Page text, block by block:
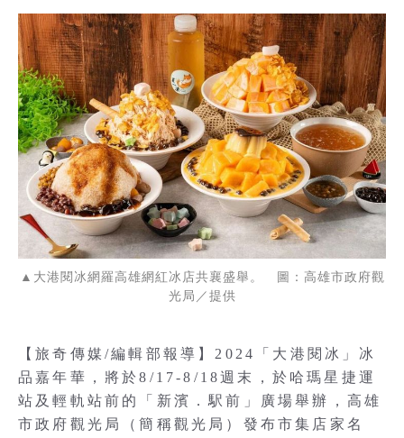
▲大港閱冰網羅高雄網紅冰店共襄盛舉。 圖：高雄市政府觀
光局／提供
【旅奇傳媒/編輯部報導】2024「大港閱冰」冰
品嘉年華，將於8/17-8/18週末，於哈瑪星捷運
站及輕軌站前的「新濱．駅前」廣場舉辦，高雄
市政府觀光局（簡稱觀光局）發布市集店家名